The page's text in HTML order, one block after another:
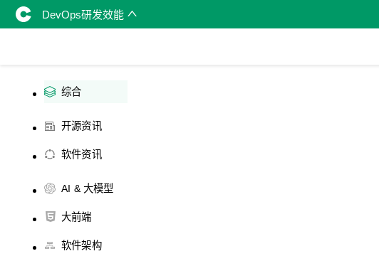
DevOps研发效能
综合
开源资讯
软件资讯
AI & 大模型
大前端
软件架构